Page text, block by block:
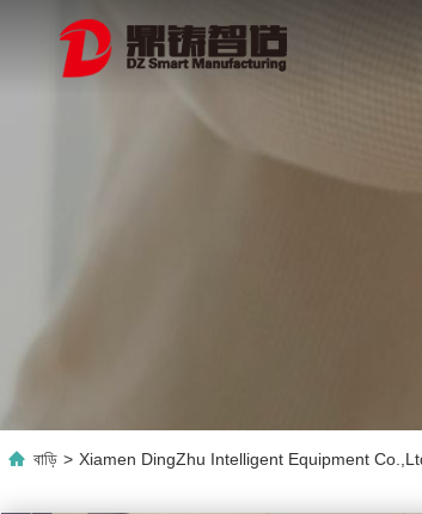
বাড়ি > Xiamen DingZhu Intelligent Equipment Co.,Ltd